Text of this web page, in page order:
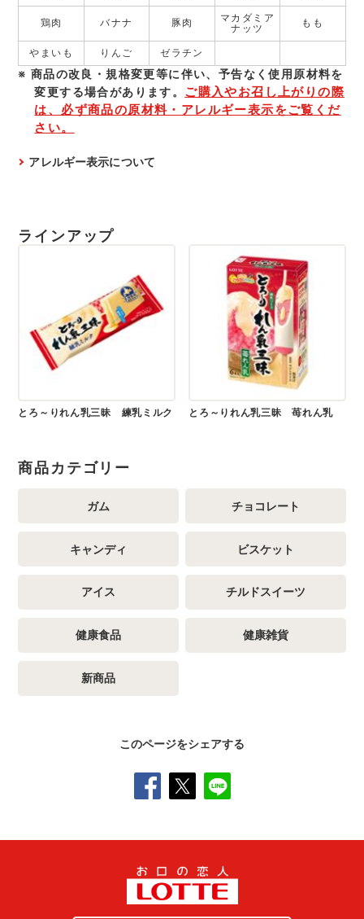
鶏肉 バナナ 豚肉
マカダミア
ナッツ
もも
やまいも りんご ゼラチン
商品の改良・規格変更等に伴い、予告なく使⽤原材料を
変更する場合があります。 ご購入やお召し上がりの際
は、必ず商品の原材料・アレルギー表示をご覧くだ
さい。
アレルギー表示について
ラインアップ
とろ～りれん乳三昧 練乳ミルク とろ～りれん乳三昧 苺れん乳
商品カテゴリー
ガム チョコレート
キャンディ ビスケット
アイス チルドスイーツ
健康食品 健康雑貨
新商品
このページをシェアする